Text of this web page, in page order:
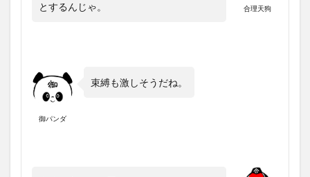
合理天狗
とするんじゃ。
御パンダ
束縛も激しそうだね。